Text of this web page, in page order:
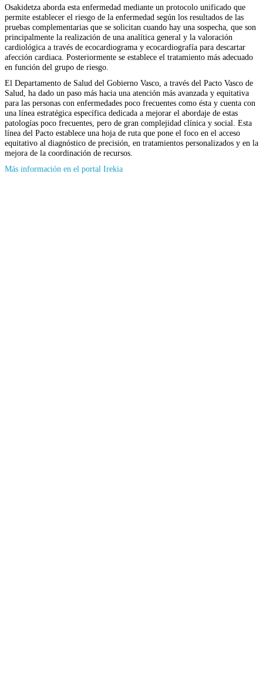
Osakidetza aborda esta enfermedad mediante un protocolo unificado que
permite establecer el riesgo de la enfermedad según los resultados de las
pruebas complementarias que se solicitan cuando hay una sospecha, que son
principalmente la realización de una analítica general y la valoración
cardiológica a través de ecocardiograma y ecocardiografía para descartar
afección cardiaca. Posteriormente se establece el tratamiento más adecuado
en función del grupo de riesgo.
El Departamento de Salud del Gobierno Vasco, a través del Pacto Vasco de
Salud, ha dado un paso más hacia una atención más avanzada y equitativa
para las personas con enfermedades poco frecuentes como ésta y cuenta con
una línea estratégica específica dedicada a mejorar el abordaje de estas
patologías poco frecuentes, pero de gran complejidad clínica y social. Esta
línea del Pacto establece una hoja de ruta que pone el foco en el acceso
equitativo al diagnóstico de precisión, en tratamientos personalizados y en la
mejora de la coordinación de recursos.
Más información en el portal Irekia(Se